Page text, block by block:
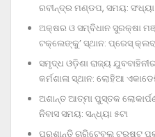
ରବୀନ୍ଦ୍ର ମଣ୍ଡପ, ସମୟ: ସଂଧ୍ୟା
ଅକ୍ଷର ଓ ସମ୍ବିଧାନ ସୁରକ୍ଷା
ଟକ୍‌ଲେଙ୍କୁ’ ସ୍ଥାନ: ପ୍ରେସ୍‌ କ୍ଲବ୍‌
ସମୃଦ୍ଧ ଓଡ଼ିଶା ରାଜ୍ୟ
କର୍ମଶାଳା ସ୍ଥାନ: ଲୋହିଆ
ଅଶାନ୍ତ ଆତ୍ମା ପୁସ୍ତକ
ନିବାସ ସମୟ: ସନ୍ଧ୍ୟା ୫ଟା
ପ୍ରଶାନ୍ତି ଚାରିଟେବୁଲ୍‌ ଟ୍ରଷ୍ଟ୍‌